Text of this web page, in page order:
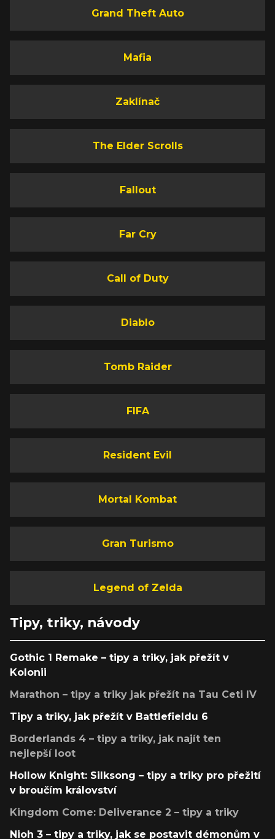
Grand Theft Auto
Mafia
Zaklínač
The Elder Scrolls
Fallout
Far Cry
Call of Duty
Diablo
Tomb Raider
FIFA
Resident Evil
Mortal Kombat
Gran Turismo
Legend of Zelda
Tipy, triky, návody
Gothic 1 Remake – tipy a triky, jak přežít v
Kolonii
Marathon – tipy a triky jak přežít na Tau Ceti IV
Tipy a triky, jak přežít v Battlefieldu 6
Borderlands 4 – tipy a triky, jak najít ten
nejlepší loot
Hollow Knight: Silksong – tipy a triky pro přežití
v broučím království
Kingdom Come: Deliverance 2 – tipy a triky
Nioh 3 – tipy a triky, jak se postavit démonům v